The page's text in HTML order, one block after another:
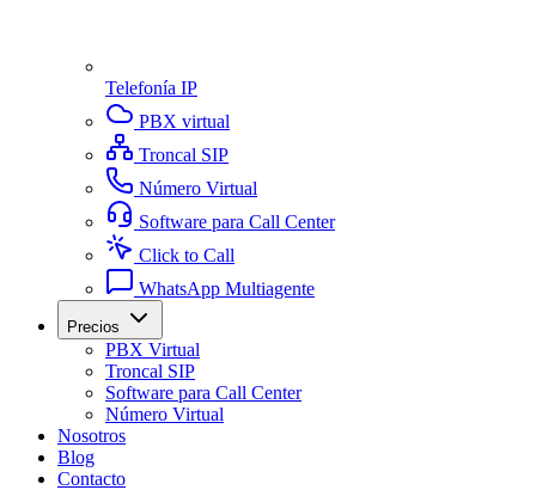
Telefonía IP
PBX virtual
Troncal SIP
Número Virtual
Software para Call Center
Click to Call
WhatsApp Multiagente
Precios
PBX Virtual
Troncal SIP
Software para Call Center
Número Virtual
Nosotros
Blog
Contacto